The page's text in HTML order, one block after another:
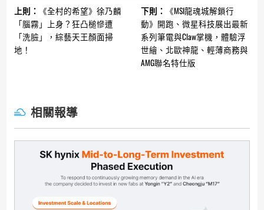
Continue
Reading
上則： 《全村的希望》徐乃麟
「腦霧」上身？狂凸槌慘遭
「洗臉」，綜藝天王顏面掃
地！
下則： 《MSI龍魂城解鎖行
動》開跑、微星科技展出最新
系列筆電與Claw掌機，體驗浮
世繪、北歐神龍、輕薄商務與
AMG聯名特仕版
相關報導